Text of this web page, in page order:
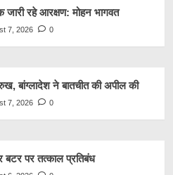
रहे आरक्षण: मोहन भागवत
7, 2026 0
बांग्लादेश ने बातचीत की अपील की
7, 2026 0
बटर पर तत्काल प्रतिबंध